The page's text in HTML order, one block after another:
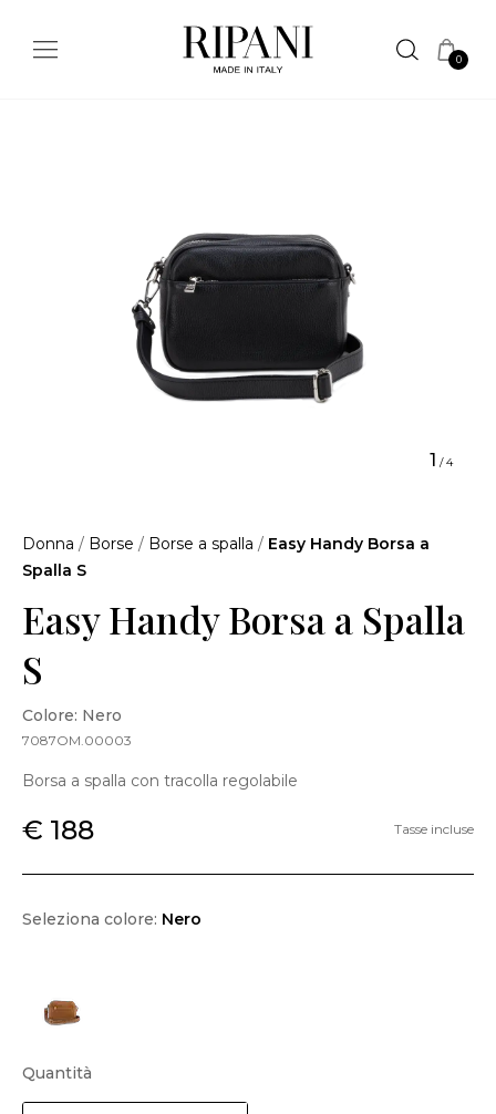
0
1 /4
Donna / Borse / Borse a spalla / Easy Handy Borsa a
Spalla S
Easy Handy Borsa a Spalla
S
Colore: Nero
7087OM.00003
Borsa a spalla con tracolla regolabile
€ 188 Tasse incluse
Seleziona colore: Nero
Quantità